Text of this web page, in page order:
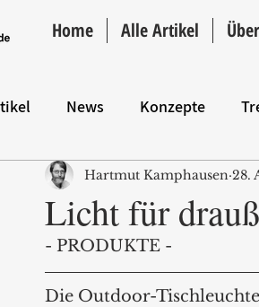
Home Alle Artikel
News Konzepte
Hintergrund ANZEIGE Intro
Licht für
Hartmut Kamphausen 28.
- PRODUKTE -
Die Outdoor-